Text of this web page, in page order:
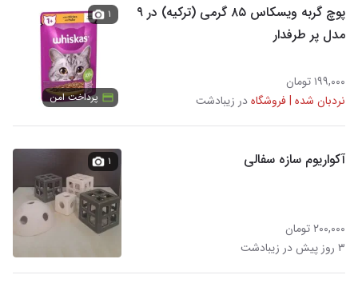
پوچ گربه ویسکاس ۸۵ گرمی (ترکیه) در ۹
مدل پر طرفدار
۱۹۹,۰۰۰ تومان
نردبان شده | فروشگاهدر زیبادشت
۱
پرداخت امن
آکواریوم سازه سفالی
۲۰۰,۰۰۰ تومان
۳ روز پیش در زیبادشت
۱